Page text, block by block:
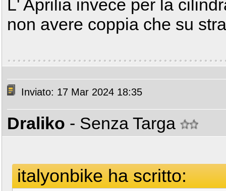
L' Aprilia invece per la
non avere coppia che su
Inviato: 17 Mar 2024 18:35
Draliko - Senza Targa
italyonbike ha scritto: